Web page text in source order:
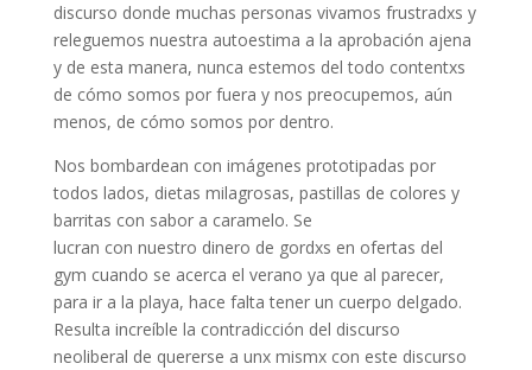
discurso donde muchas personas vivamos frustradxs y
releguemos nuestra autoestima a la aprobación ajena
y de esta manera, nunca estemos del todo contentxs
de cómo somos por fuera y nos preocupemos, aún
menos, de cómo somos por dentro.
Nos bombardean con imágenes prototipadas por
todos lados, dietas milagrosas, pastillas de colores y
barritas con sabor a caramelo. Se
lucran con nuestro dinero de gordxs en ofertas del
gym cuando se acerca el verano ya que al parecer,
para ir a la playa, hace falta tener un cuerpo delgado.
Resulta increíble la contradicción del discurso
neoliberal de quererse a unx mismx con este discurso